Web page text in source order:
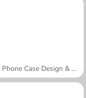
Mobile Phone Case Design & DIY